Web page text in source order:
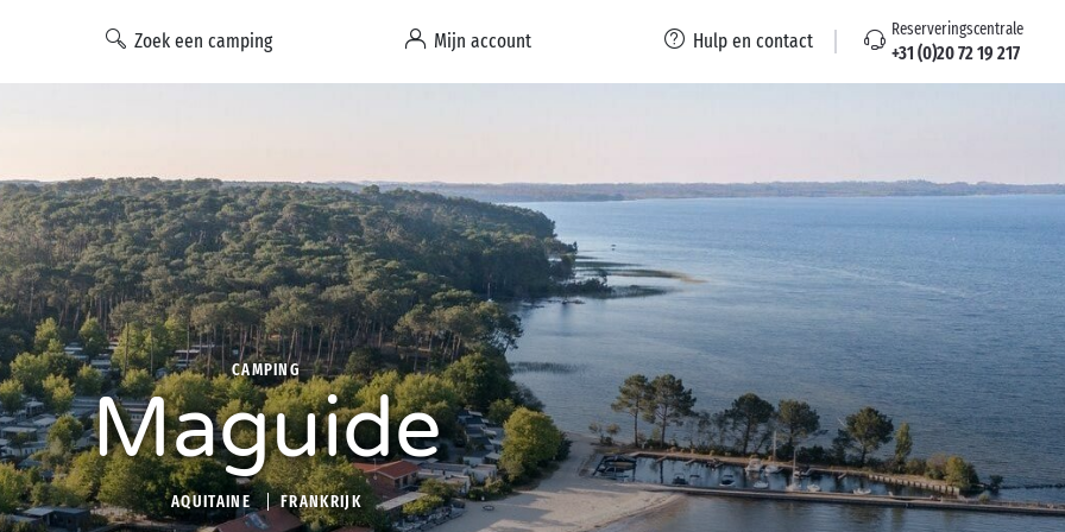
Zoek een camping Mijn account Hulp en contact Reserveringscentrale
+31 (0)20 72 19 217
CAMPING
Maguide
AQUITAINE FRANKRIJK